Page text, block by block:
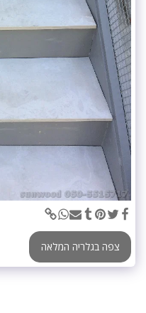
צפה בגלריה המלאה